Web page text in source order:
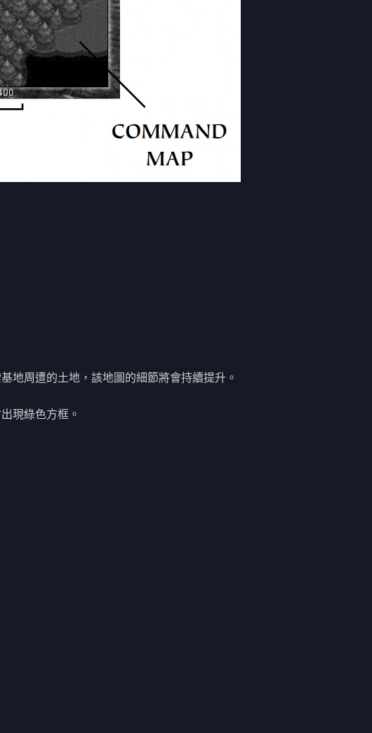
地周遭的土地，該地圖的細節將會持續提升。
現綠色方框。